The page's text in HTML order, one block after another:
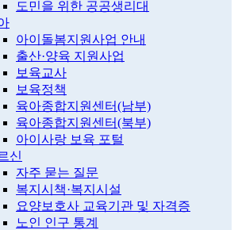
도민을 위한 공공생리대
아이돌봄지원사업 안내
출산·양육 지원사업
보육교사
보육정책
육아종합지원센터(남부)
육아종합지원센터(북부)
아이사랑 보육 포털
신
자주 묻는 질문
복지시책·복지시설
요양보호사 교육기관 및 자격증
노인 인구 통계